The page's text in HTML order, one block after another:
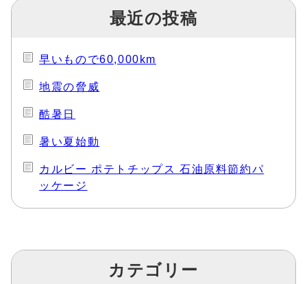
最近の投稿
早いもので60,000km
地震の脅威
酷暑日
暑い夏始動
カルビー ポテトチップス 石油原料節約パ
ッケージ
カテゴリー